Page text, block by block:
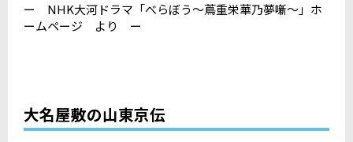
ー NHK大河ドラマ「べらぼう～蔦重栄華乃夢噺～」ホ
ームページ より ー
大名屋敷の山東京伝